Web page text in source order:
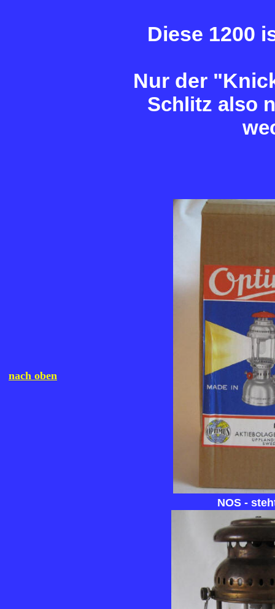
nach oben
Diese 1200
Nur der
Schlitz also
NOS -